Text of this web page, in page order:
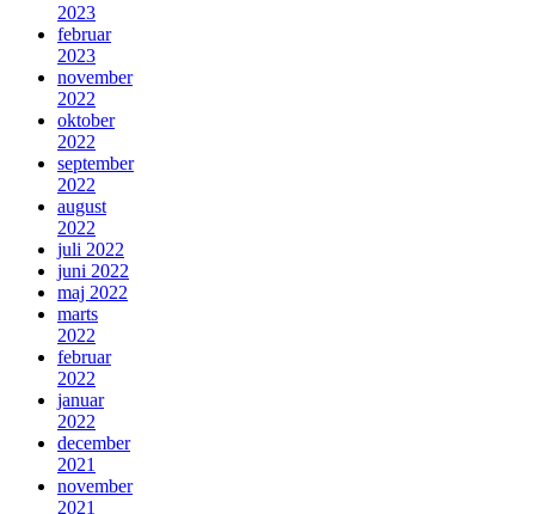
2023
februar
2023
november
2022
oktober
2022
september
2022
august
2022
juli 2022
juni 2022
maj 2022
marts
2022
februar
2022
januar
2022
december
2021
november
2021